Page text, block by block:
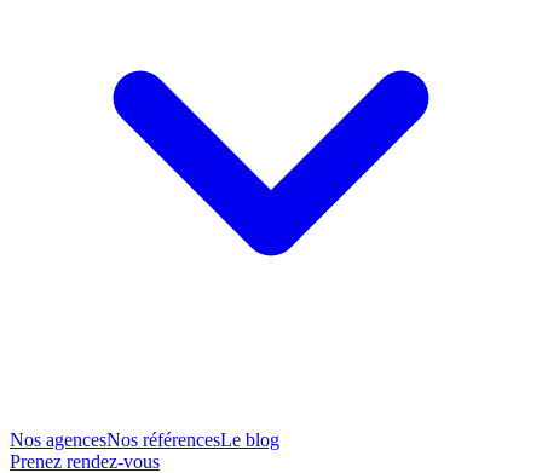
Nos agencesNos référencesLe blog
Prenez rendez-vous